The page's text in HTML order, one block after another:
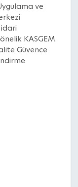
ve
KASGEM
Güvence